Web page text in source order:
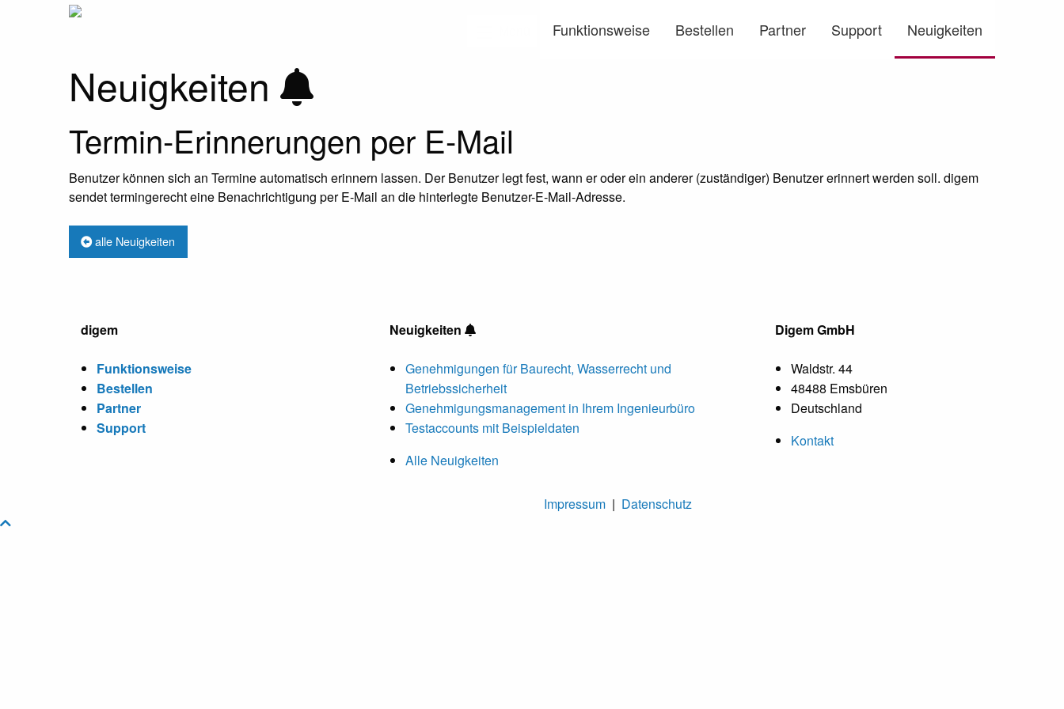
Funktionsweise Bestellen Partner Support Neuigkeiten
Neuigkeiten
Termin-Erinnerungen per E-Mail
Benutzer können sich an Termine automatisch erinnern lassen. Der Benutzer legt fest, wann er oder ein anderer (zuständiger) Benutzer erinnert werden soll. digem
sendet termingerecht eine Benachrichtigung per E-Mail an die hinterlegte Benutzer-E-Mail-Adresse.
alle Neuigkeiten
digem
Funktionsweise
Bestellen
Partner
Support
Neuigkeiten
Genehmigungen für Baurecht, Wasserrecht und
Betriebssicherheit
Genehmigungsmanagement in Ihrem Ingenieurbüro
Testaccounts mit Beispieldaten
Alle Neuigkeiten
Digem GmbH
Waldstr. 44
48488 Emsbüren
Deutschland
Kontakt
Impressum | Datenschutz